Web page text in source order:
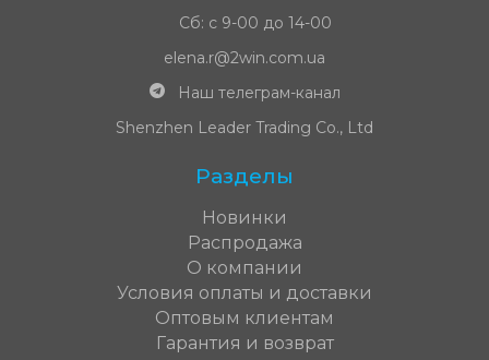
Сб: с 9-00 до 14-00
elena.r@2win.com.ua
Наш телеграм-канал
Shenzhen Leader Trading Co., Ltd
Разделы
Новинки
Распродажа
О компании
Условия оплаты и доставки
Оптовым клиентам
Гарантия и возврат